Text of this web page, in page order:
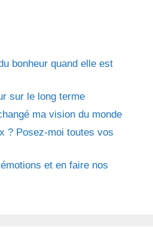
bonheur quand elle est
sur le long terme
ma vision du monde
? Posez-moi toutes vos
et en faire nos